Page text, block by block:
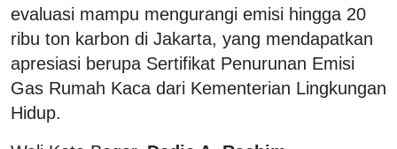
evaluasi mampu mengurangi emisi hingga 20
ribu ton karbon di Jakarta, yang mendapatkan
apresiasi berupa Sertifikat Penurunan Emisi
Gas Rumah Kaca dari Kementerian Lingkungan
Hidup.